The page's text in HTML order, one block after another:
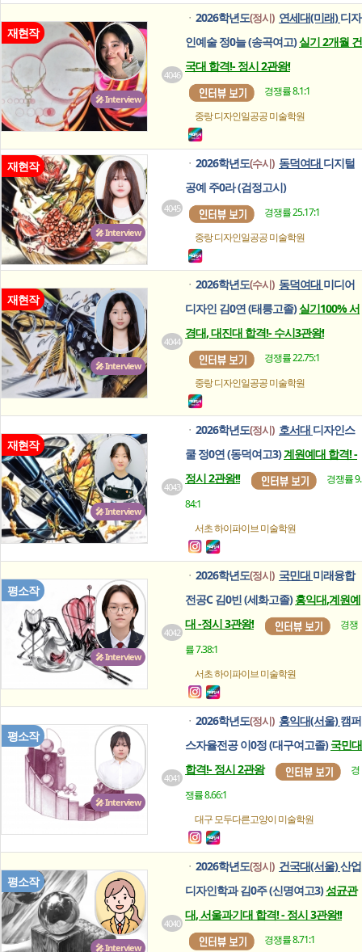
🎤 Interview
재현작
4046
ㆍ 2026학년도(정시) 연세대(미래)디자
인예술 정0늘 (송곡여고)실기 2개월 건
국대 합격!- 정시 2관왕!
경쟁률 8.1:1
중랑 디자인일공공미술학원
🎤 Interview
재현작
4045
ㆍ 2026학년도(수시) 동덕여대 디지털
공예 주0라 (검정고시)
경쟁률 25.17:1
중랑 디자인일공공미술학원
🎤 Interview
재현작
4044
ㆍ 2026학년도(수시) 동덕여대 미디어
디자인 김0연 (태릉고졸)실기100% 서
경대, 대진대 합격!- 수시3관왕!
경쟁률 22.75:1
중랑 디자인일공공미술학원
🎤 Interview
재현작
4043
ㆍ 2026학년도(정시) 호서대 디자인스
쿨 정0연 (동덕여고3)계원예대 합격! -
정시 2관왕!!
경쟁률 9.
84:1
서초 하이파이브미술학원
🎤 Interview
평소작
4042
ㆍ 2026학년도(정시) 국민대 미래융합
전공C 김0빈 (세화고졸)홍익대,계원예
대 -정시 3관왕!
경쟁
률 7.38:1
서초 하이파이브미술학원
🎤 Interview
평소작
4041
ㆍ 2026학년도(정시) 홍익대(서울)캠퍼
스자율전공 이0정 (대구여고졸)국민대
합격!- 정시 2관왕
경
쟁률 8.66:1
대구 모두다른고양이미술학원
🎤 Interview
평소작
4040
ㆍ 2026학년도(정시) 건국대(서울)산업
디자인학과 김0주 (신명여고3)성균관
대, 서울과기대 합격! - 정시 3관왕!!
경쟁률 8.71:1